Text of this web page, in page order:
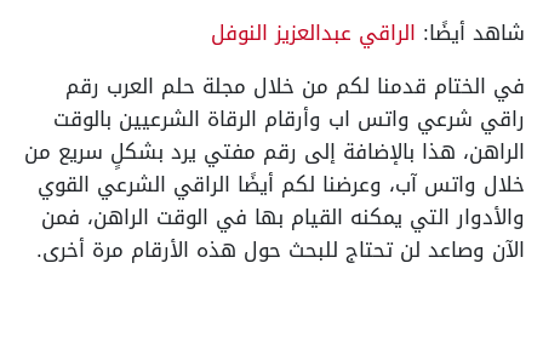
شاهد أيضًا: الراقي عبدالعزيز النوفل
في الختام قدمنا لكم من خلال مجلة حلم العرب رقم
راقي شرعي واتس اب وأرقام الرقاة الشرعيين بالوقت
الراهن، هذا بالإضافة إلى رقم مفتي يرد بشكلٍ سريع من
خلال واتس آب، وعرضنا لكم أيضًا الراقي الشرعي القوي
والأدوار التي يمكنه القيام بها في الوقت الراهن، فمن
الآن وصاعد لن تحتاج للبحث حول هذه الأرقام مرة أخرى.